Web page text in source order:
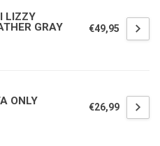
LIZZY
GRAY
€49,95
ONLY
€26,99
bestelling